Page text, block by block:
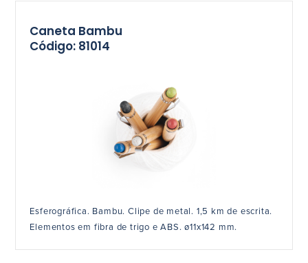
Caneta Bambu
Código: 81014
Esferográfica. Bambu. Clipe de metal. 1,5 km de escrita.
Elementos em fibra de trigo e ABS. ø11x142 mm.